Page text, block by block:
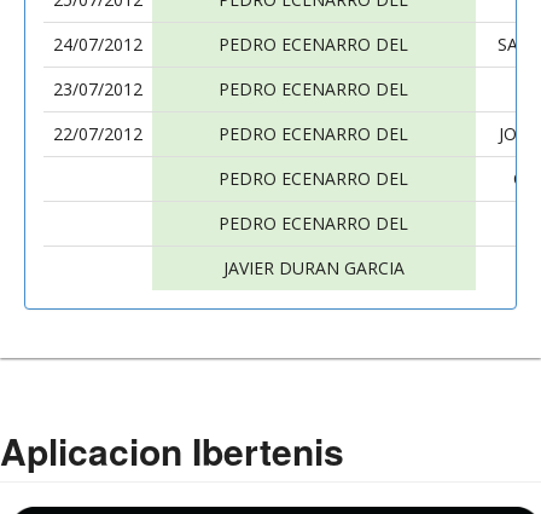
24/07/2012
PEDRO ECENARRO DEL
23/07/2012
PEDRO ECENARRO DEL
22/07/2012
PEDRO ECENARRO DEL
PEDRO ECENARRO DEL
PEDRO ECENARRO DEL
JAVIER DURAN GARCIA
Aplicacion Ibertenis